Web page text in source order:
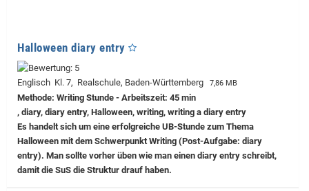
Halloween diary entry
Englisch Kl. 7, Realschule, Baden-Württemberg 7,86 MB
Methode: Writing Stunde - Arbeitszeit: 45 min
, diary, diary entry, Halloween, writing, writing a diary entry
Es handelt sich um eine erfolgreiche UB-Stunde zum Thema
Halloween mit dem Schwerpunkt Writing (Post-Aufgabe: diary
entry). Man sollte vorher üben wie man einen diary entry schreibt,
damit die SuS die Struktur drauf haben.